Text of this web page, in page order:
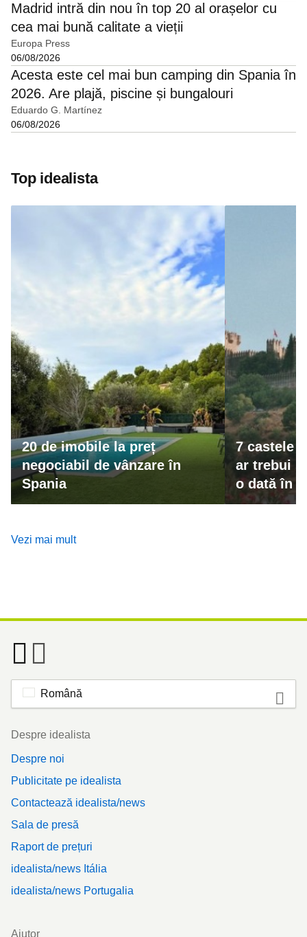
Madrid intră din nou în top 20 al orașelor cu
cea mai bună calitate a vieții
Europa Press
06/08/2026
Acesta este cel mai bun camping din Spania în
2026. Are plajă, piscine și bungalouri
Eduardo G. Martínez
06/08/2026
Top idealista
20 de imobile la preț
negociabil de vânzare în
Spania
7 castele
ar trebui
o dată în
Vezi mai mult
Română
Footer
Despre idealista
Despre noi
Publicitate pe idealista
Contactează idealista/news
Sala de presă
Raport de prețuri
idealista/news Itália
idealista/news Portugalia
Ajutor